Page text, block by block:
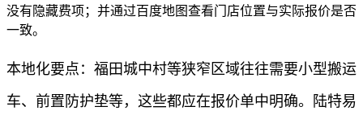
没有隐藏费项；并通过百度地图查看门店位置与实际报价是否
一致。
本地化要点：福田城中村等狭窄区域往往需要小型搬运
车、前置防护垫等，这些都应在报价单中明确。陆特易